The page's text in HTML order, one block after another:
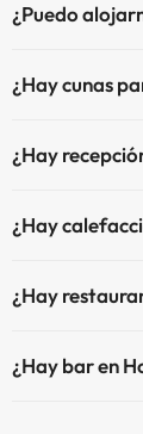
¿Puedo
directo en hotel).
¿Hay cunas
(solicítalo antes
¿Hay
¿Hay
¿Hay
¿Hay bar en